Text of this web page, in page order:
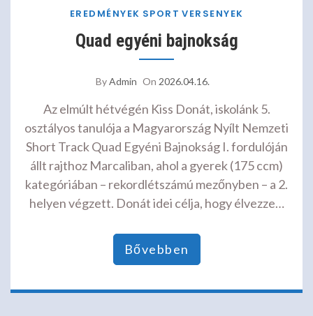
EREDMÉNYEK SPORT VERSENYEK
Quad egyéni bajnokság
ByAdmin On 2026.04.16.
Az elmúlt hétvégén Kiss Donát, iskolánk 5.
osztályos tanulója a Magyarország Nyílt Nemzeti
Short Track Quad Egyéni Bajnokság I. fordulóján
állt rajthoz Marcaliban, ahol a gyerek (175 ccm)
kategóriában – rekordlétszámú mezőnyben – a 2.
helyen végzett. Donát idei célja, hogy élvezze…
Bővebben